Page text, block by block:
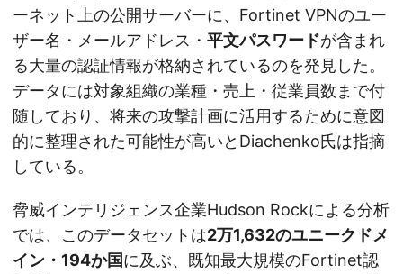
ーネット上の公開サーバーに、Fortinet VPNのユー
ザー名・メールアドレス・ 平文パスワードが含まれ
る大量の認証情報が格納されているのを発見した。
データには対象組織の業種・売上・従業員数まで付
随しており、将来の攻撃計画に活用するために意図
的に整理された可能性が高いとDiachenko氏は指摘
している。
脅威インテリジェンス企業Hudson Rockによる分析
では、このデータセットは2万1,632のユニークドメ
イン・194か国に及ぶ、既知最大規模のFortinet認